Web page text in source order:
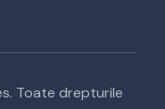
Toate drepturile